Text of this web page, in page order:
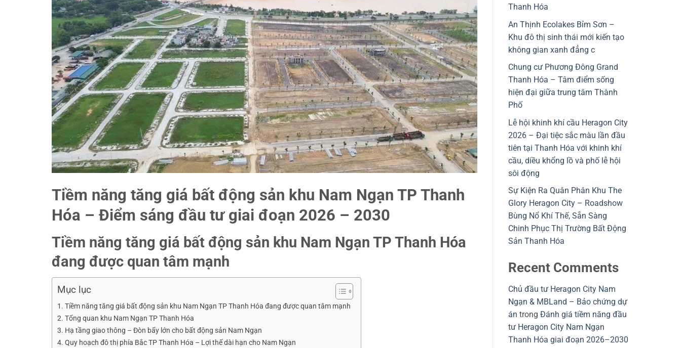
Tiềm năng tăng giá bất động sản khu Nam Ngạn TP Thanh
Hóa – Điểm sáng đầu tư giai đoạn 2026 – 2030
Tiềm năng tăng giá bất động sản khu Nam Ngạn TP Thanh Hóa
đang được quan tâm mạnh
Mục lục
Tiềm năng tăng giá bất động sản khu Nam Ngạn TP Thanh Hóa đang được quan tâm mạnh
Tổng quan khu Nam Ngạn TP Thanh Hóa
Hạ tầng giao thông – Đòn bẩy lớn cho bất động sản Nam Ngạn
Quy hoạch đô thị phía Bắc TP Thanh Hóa – Lợi thế dài hạn cho Nam Ngạn
Thanh Hóa
An Thịnh Ecolakes Bỉm Sơn –
Khu đô thị sinh thái mới kiến tạo
không gian xanh đẳng c
Chung cư Phương Đông Grand
Thanh Hóa – Tâm điểm sống
hiện đại giữa trung tâm Thành
Phố
Lễ hội khinh khí cầu Heragon City
2026 – Đại tiệc sắc màu lần đầu
tiên tại Thanh Hóa với khinh khí
cầu, diều khổng lồ và phố lễ hội
sôi động
Sự Kiện Ra Quân Phân Khu The
Glory Heragon City – Roadshow
Bùng Nổ Khí Thế, Sẵn Sàng
Chinh Phục Thị Trường Bất Động
Sản Thanh Hóa
Recent Comments
Chủ đầu tư Heragon City Nam
Ngạn & MBLand – Bảo chứng dự
án trong Đánh giá tiềm năng đầu
tư Heragon City Nam Ngạn
Thanh Hóa giai đoạn 2026–2030